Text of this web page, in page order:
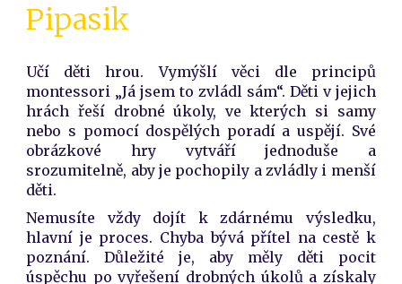
Pipasik
Učí děti hrou. Vymýšlí věci dle principů
montessori „Já jsem to zvládl sám“. Děti v jejich
hrách řeší drobné úkoly, ve kterých si samy
nebo s pomocí dospělých poradí a uspějí. Své
obrázkové hry vytváří jednoduše a
srozumitelně, aby je pochopily a zvládly i menší
děti.
Nemusíte vždy dojít k zdárnému výsledku,
hlavní je proces. Chyba bývá přítel na cestě k
poznání. Důležité je, aby měly děti pocit
úspěchu po vyřešení drobných úkolů a získaly